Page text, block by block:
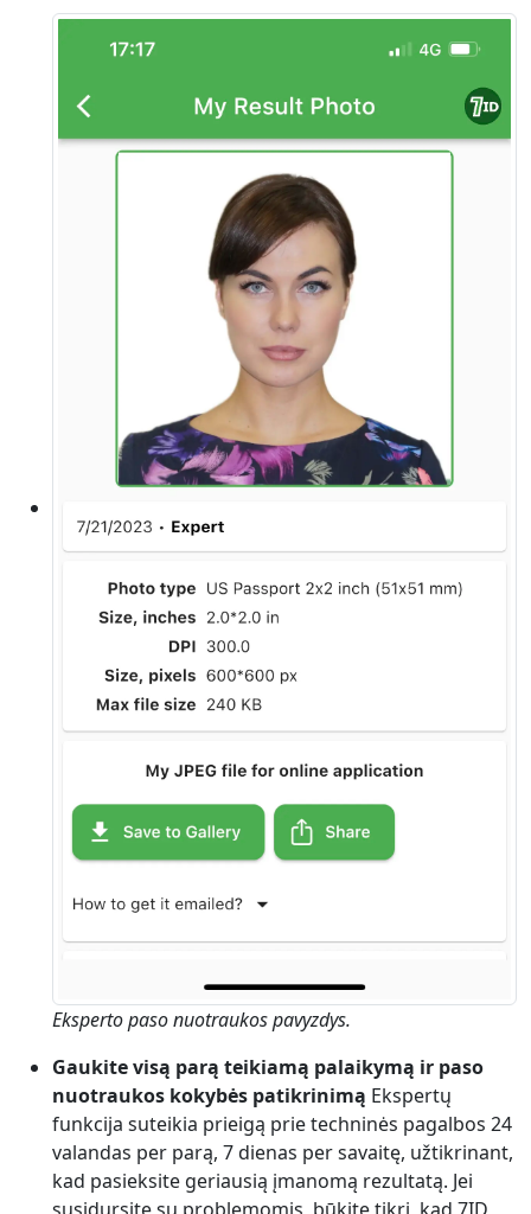
Eksperto paso nuotraukos pavyzdys.
Gaukite visą parą teikiamą palaikymą ir paso
nuotraukos kokybės patikrinimą Ekspertų
funkcija suteikia prieigą prie techninės pagalbos 24
valandas per parą, 7 dienas per savaitę, užtikrinant,
kad pasieksite geriausią įmanomą rezultatą. Jei